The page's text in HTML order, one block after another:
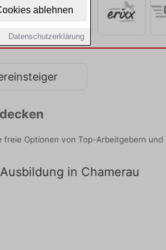
ablehnen
Datenschutzerklärung
Optionen von Top-Arbeitgebern
in Chamerau